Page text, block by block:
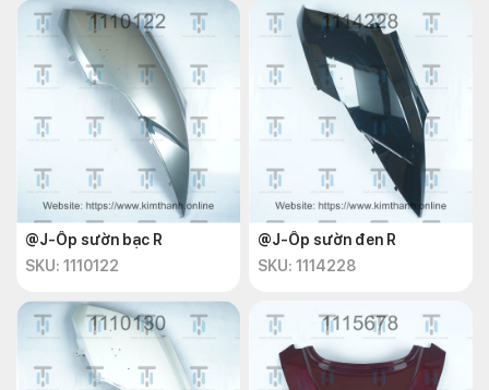
@J-Ốp sườn bạc R
SKU: 1110122
@J-Ốp sườn đen R
SKU: 1114228